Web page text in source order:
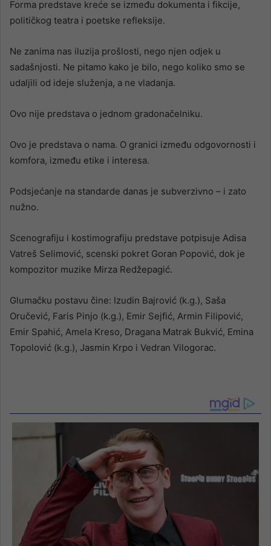
Forma predstave kreće se između dokumenta i fikcije,
političkog teatra i poetske refleksije.
Ne zanima nas iluzija prošlosti, nego njen odjek u
sadašnjosti. Ne pitamo kako je bilo, nego koliko smo se
udaljili od ideje služenja, a ne vladanja.
Ovo nije predstava o jednom gradonačelniku.
Ovo je predstava o nama. O granici između odgovornosti i
komfora, između etike i interesa.
Podsjećanje na standarde danas je subverzivno – i zato
nužno.
Scenografiju i kostimografiju predstave potpisuje Adisa
Vatreš Selimović, scenski pokret Goran Popović, dok je
kompozitor muzike Mirza Redžepagić.
Glumačku postavu čine: Izudin Bajrović (k.g.), Saša
Oručević, Faris Pinjo (k.g.), Emir Sejfić, Armin Filipović,
Emir Spahić, Amela Kreso, Dragana Matrak Bukvić, Emina
Topolović (k.g.), Jasmin Krpo i Vedran Vilogorac.